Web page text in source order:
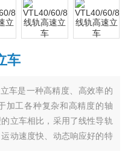
车
是一种高精度、高效率的
于加工各种复杂和高精度的轴
的立车相比，采用了线性导轨
、运动速度快、动态响应好的特